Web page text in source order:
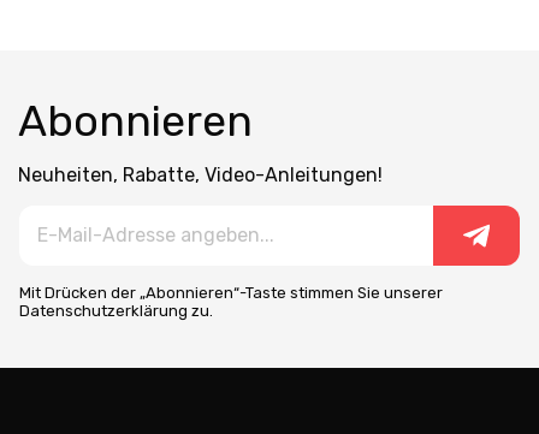
Abonnieren
Neuheiten, Rabatte, Video-Anleitungen!
Mit Drücken der „Abonnieren“-Taste stimmen Sie unserer
Datenschutzerklärung zu.